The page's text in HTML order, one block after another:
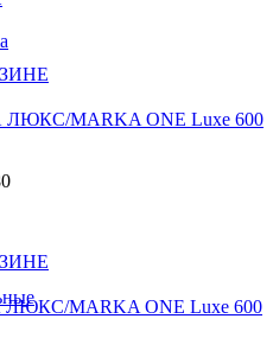
ЛЮКС/MARKA ONE Luxe 600
MARKA ONE Luxe 600